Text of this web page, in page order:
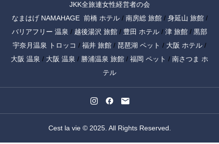
JKK全旅連女性経営者の会
なまはげ NAMAHAGE 前橋 ホテル/ 南房総 旅館/ 身延山 旅館/
バリアフリー 温泉 / 越後湯沢 旅館 / 豊田 ホテル / 津 旅館 / 黒部
宇奈月温泉 トロッコ / 福井 旅館 / 琵琶湖 ペット / 大阪 ホテル /
大阪 温泉 / 大阪 温泉 / 勝浦温泉 旅館 / 福岡 ペット / 南さつま ホ
テル
Cest la vie © 2025. All Rights Reserved.